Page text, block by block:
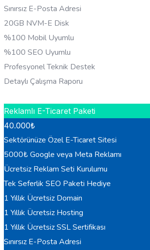
Sınırsız E-Posta Adresi
20GB NVM-E Disk
%100 Mobil Uyumlu
%100 SEO Uyumlu
Profesyonel Teknik Destek
Detaylı Çalışma Raporu
Reklamlı E-Ticaret Paketi
40.000₺
Sektörünüze Özel E-Ticaret Sitesi
5000₺ Google veya Meta Reklamı
Ücretsiz Reklam Seti Kurulumu
Tek Seferlik SEO Paketi Hediye
1 Yıllık Ücretsiz Domain
1 Yıllık Ücretsiz Hosting
1 Yıllık Ücretsiz SSL Sertifikası
Sınırsız E-Posta Adresi